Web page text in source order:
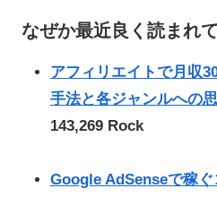
なぜか最近良く読まれ
アフィリエイトで月収
手法と各ジャンルへの
143,269 Rock
Google AdSenseで稼